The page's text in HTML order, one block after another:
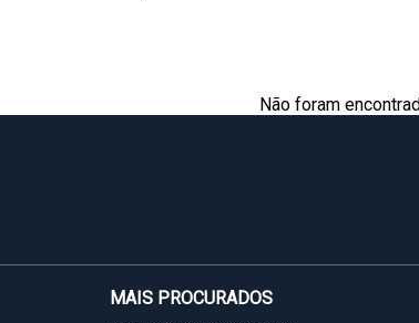
Não foram
MAIS PROCURADOS